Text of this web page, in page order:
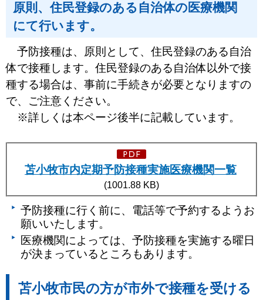
原則、住民登録のある自治体の医療機関
にて行います。
予防接種は、原則として、住民登録のある自治
体で接種します。住民登録のある自治体以外で接
種する場合は、事前に手続きが必要となりますの
で、ご注意ください。
※詳しくは本ページ後半に記載しています。
苫小牧市内定期予防接種実施医療機関一覧
(1001.88 KB)
予防接種に行く前に、電話等で予約するようお
願いいたします。
医療機関によっては、予防接種を実施する曜日
が決まっているところもあります。
苫小牧市民の方が市外で接種を受ける